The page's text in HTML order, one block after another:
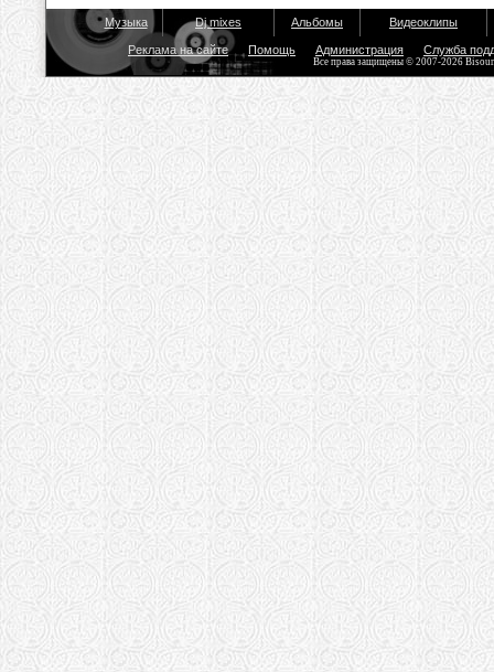
Музыка Dj mixes Альбомы Видеоклипы
Реклама на сайте Помощь Администрация Служба
Все права защищены © 2007-2026